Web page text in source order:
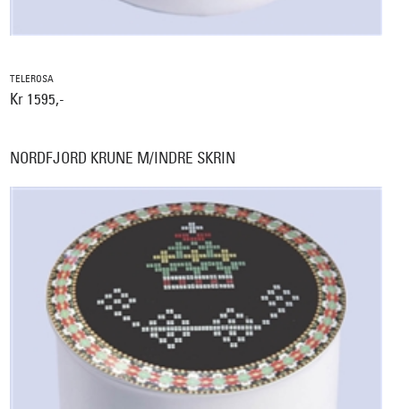
TELEROSA
Kr 1595,-
NORDFJORD KRUNE M/INDRE SKRIN